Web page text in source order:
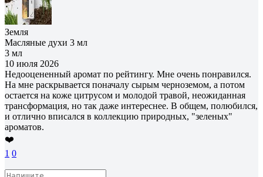
Земля
Масляные духи 3 мл
3 мл
10 июля 2026
Недооцененный аромат по рейтингу. Мне очень понравился.
На мне раскрывается поначалу сырым черноземом, а потом
остается на коже цитрусом и молодой травой, неожиданная
трансформация, но так даже интереснее. В общем, полюбился,
и отлично вписался в коллекцию природных, "зеленых"
ароматов.
❤️
1 0